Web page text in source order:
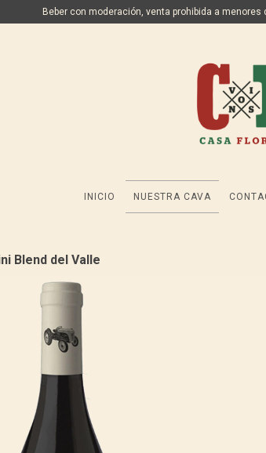
Beber con moderación, venta prohibida a menores
INICIO NUESTRA CAVA
Blend del Valle